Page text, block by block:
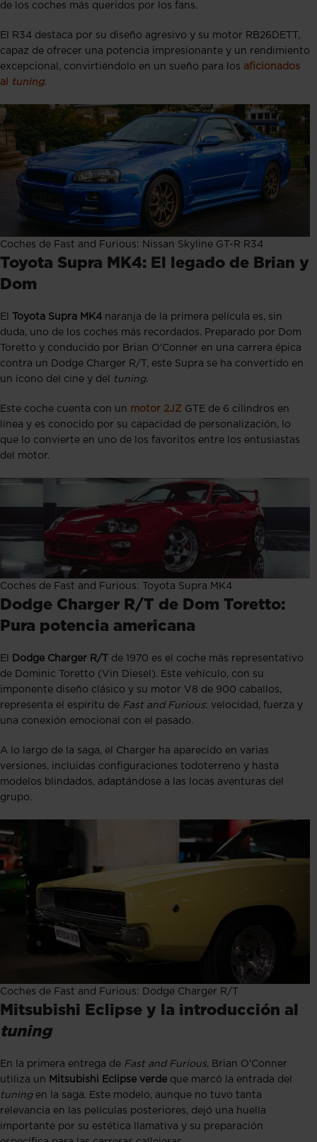
de los coches más queridos por los fans.
El R34 destaca por su diseño agresivo y su motor RB26DETT,
capaz de ofrecer una potencia impresionante y un rendimiento
excepcional, convirtiéndolo en un sueño para los aficionados
al
tuning.
Coches de Fast and Furious: Nissan Skyline GT-R R34
Toyota Supra MK4: El legado de Brian y
Dom
El Toyota Supra MK4 naranja de la primera película es, sin
duda, uno de los coches más recordados. Preparado por Dom
Toretto y conducido por Brian O’Conner en una carrera épica
contra un Dodge Charger R/T, este Supra se ha convertido en
un ícono del cine y del
tuning.
Este coche cuenta con un motor 2JZ GTE de 6 cilindros en
línea y es conocido por su capacidad de personalización, lo
que lo convierte en uno de los favoritos entre los entusiastas
del motor.
Coches de Fast and Furious: Toyota Supra MK4
Dodge Charger R/T de Dom Toretto:
Pura potencia americana
El Dodge Charger R/T
de 1970 es el coche más representativo
de Dominic Toretto (Vin Diesel). Este vehículo, con su
imponente diseño clásico y su motor V8 de 900 caballos,
representa el espíritu de Fast and Furious: velocidad, fuerza y
una conexión emocional con el pasado.
A lo largo de la saga, el Charger ha aparecido en varias
versiones, incluidas configuraciones todoterreno y hasta
modelos blindados, adaptándose a las locas aventuras del
grupo.
Coches de Fast and Furious: Dodge Charger R/T
Mitsubishi Eclipse y la introducción al
tuning
En la primera entrega de Fast and Furious, Brian O’Conner
utiliza un Mitsubishi Eclipse verde que marcó la entrada del
tuningen la saga. Este modelo, aunque no tuvo tanta
relevancia en las películas posteriores, dejó una huella
importante por su estética llamativa y su preparación